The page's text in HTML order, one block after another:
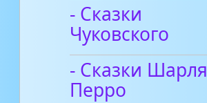
- Сказки
Чуковского
- Сказки Шарля
Перро